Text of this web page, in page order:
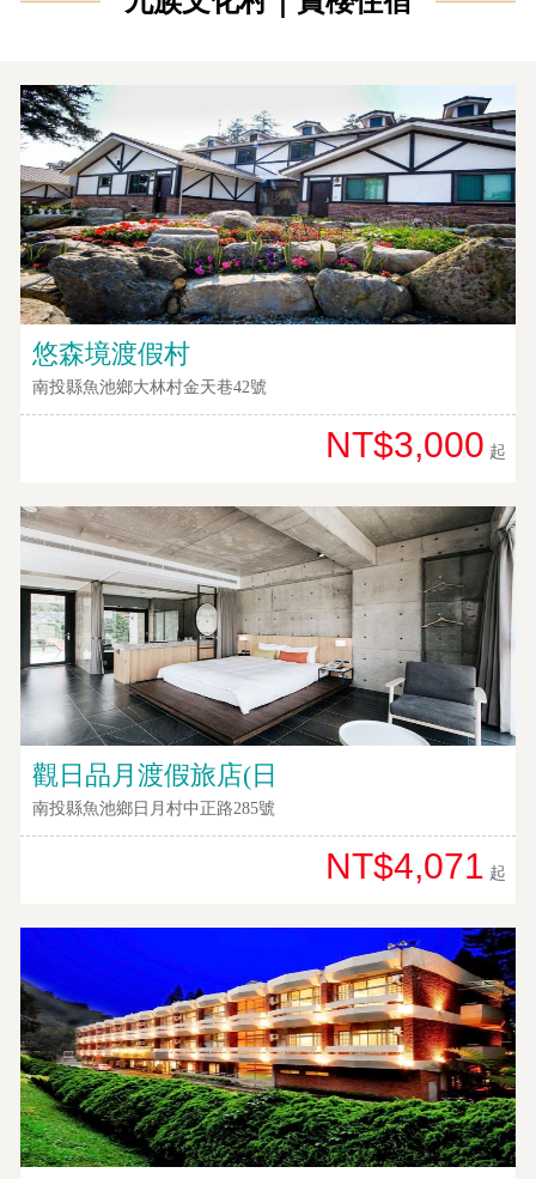
悠森境渡假村
南投縣魚池鄉大林村金天巷42號
NT$3,000 起
觀日品月渡假旅店(日
南投縣魚池鄉日月村中正路285號
NT$4,071 起